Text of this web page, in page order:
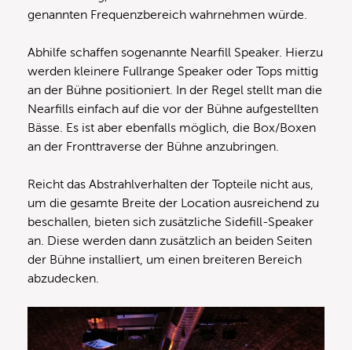
genannten Frequenzbereich wahrnehmen würde.
Abhilfe schaffen sogenannte Nearfill Speaker. Hierzu
werden kleinere Fullrange Speaker oder Tops mittig
an der Bühne positioniert. In der Regel stellt man die
Nearfills einfach auf die vor der Bühne aufgestellten
Bässe. Es ist aber ebenfalls möglich, die Box/Boxen
an der Fronttraverse der Bühne anzubringen.
Reicht das Abstrahlverhalten der Topteile nicht aus,
um die gesamte Breite der Location ausreichend zu
beschallen, bieten sich zusätzliche Sidefill-Speaker
an. Diese werden dann zusätzlich an beiden Seiten
der Bühne installiert, um einen breiteren Bereich
abzudecken.